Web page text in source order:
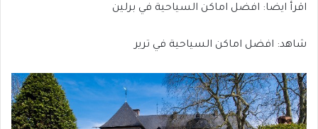
اقرأ ايضا: افضل اماكن السياحية في برلين
شاهد: افضل اماكن السياحية في ترير